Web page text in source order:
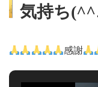
気持ち
感謝